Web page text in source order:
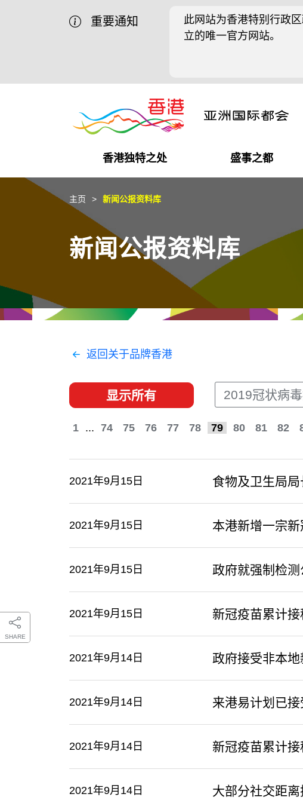
重要通知
此网站为香港特别行政
立的唯一官方网站。
香港独特之处
商业机遇
独特优势
盛事之都
盛事之都
最新活动精选
在港工作
都会生活
在港创业
初创企业
推广香港@中国内地
推广香港@中东
推广香港@粤港澳大湾区
最新资讯
媒体资讯
SHARE
主页 新闻公报资料库
新闻公报资料库
返回关于品牌香港
显示所有 2019冠状病
1 ... 74 75 76 77 78 79 80 81 82
2021年9月15日 食物及卫生局
2021年9月15日 本港新增一宗
2021年9月15日 政府就强制检
2021年9月15日 新冠疫苗累计接
2021年9月14日 政府接受非本
2021年9月14日 来港易计划已接
2021年9月14日 新冠疫苗累计接
2021年9月14日 大部分社交距